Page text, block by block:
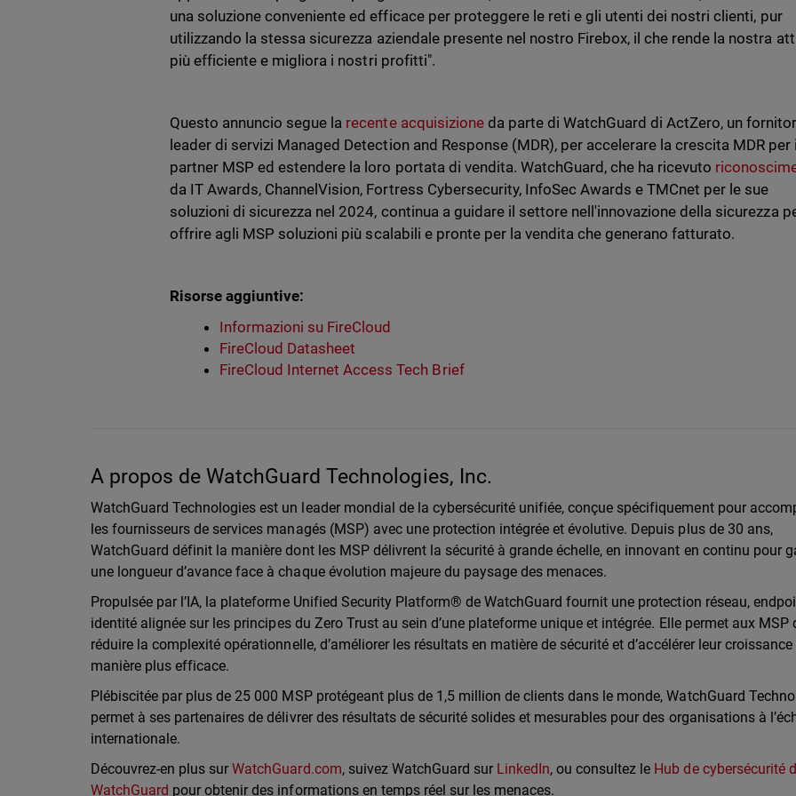
una soluzione conveniente ed efficace per proteggere le reti e gli utenti dei nostri clienti, pur
utilizzando la stessa sicurezza aziendale presente nel nostro Firebox, il che rende la nostra
più efficiente e migliora i nostri profitti".
Questo annuncio segue la recente acquisizioneda parte di WatchGuard di ActZero, un
leader di servizi Managed Detection and Response (MDR), per accelerare la crescita MDR per i
partner MSP ed estendere la loro portata di vendita. WatchGuard, che ha ricevuto
da IT Awards, ChannelVision, Fortress Cybersecurity, InfoSec Awards e TMCnet per le sue
soluzioni di sicurezza nel 2024, continua a guidare il settore nell'innovazione della sicurezza
offrire agli MSP soluzioni più scalabili e pronte per la vendita che generano fatturato.
Risorse aggiuntive:
Informazioni su FireCloud
FireCloud Datasheet
FireCloud Internet Access Tech Brief
A propos de WatchGuard Technologies, Inc.
WatchGuard Technologies est un leader mondial de la cybersécurité unifiée, conçue spécifiquement pour
les fournisseurs de services managés (MSP) avec une protection intégrée et évolutive. Depuis plus de 30 ans,
WatchGuard définit la manière dont les MSP délivrent la sécurité à grande échelle, en innovant en continu pour
une longueur d’avance face à chaque évolution majeure du paysage des menaces.
Propulsée par l’IA, la plateforme Unified Security Platform® de WatchGuard fournit une protection réseau,
identité alignée sur les principes du Zero Trust au sein d’une plateforme unique et intégrée. Elle permet aux MSP
réduire la complexité opérationnelle, d’améliorer les résultats en matière de sécurité et d’accélérer leur croissance
manière plus efficace.
Plébiscitée par plus de 25 000 MSP protégeant plus de 1,5 million de clients dans le monde, WatchGuard
permet à ses partenaires de délivrer des résultats de sécurité solides et mesurables pour des organisations à
internationale.
Découvrez-en plus surWatchGuard.com, suivez WatchGuard sur LinkedIn, ou consultez le Hub de cybersécurité
WatchGuard pour obtenir des informations en temps réel sur les menaces.